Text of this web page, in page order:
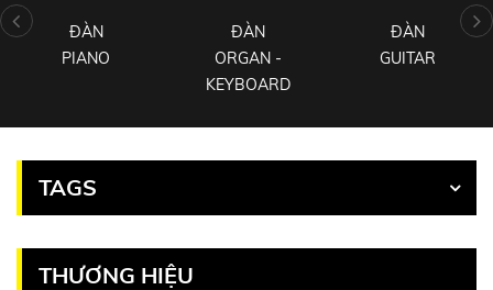
ĐÀN
PIANO
ĐÀN
ORGAN -
KEYBOARD
ĐÀN
GUITAR
TAGS
THƯƠNG HIỆU